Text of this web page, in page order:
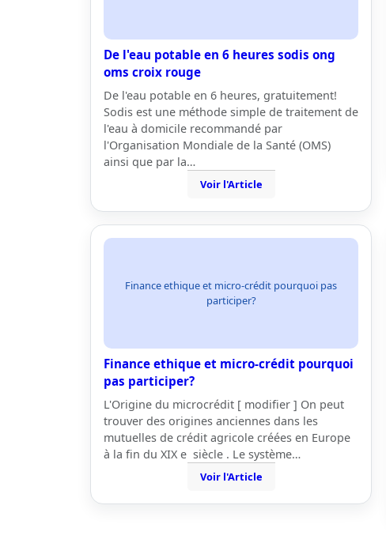
De l'eau potable en 6 heures sodis ong
oms croix rouge
De l'eau potable en 6 heures, gratuitement!
Sodis est une méthode simple de traitement de
l'eau à domicile recommandé par
l'Organisation Mondiale de la Santé (OMS)
ainsi que par la…
Voir l'Article
Finance ethique et micro-crédit pourquoi pas
participer?
Finance ethique et micro-crédit pourquoi
pas participer?
L'Origine du microcrédit [ modifier ] On peut
trouver des origines anciennes dans les
mutuelles de crédit agricole créées en Europe
à la fin du XIX e siècle . Le système…
Voir l'Article